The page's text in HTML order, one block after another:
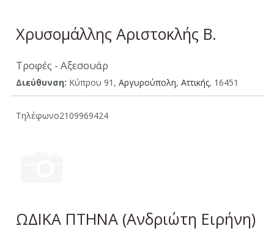
Χρυσομάλλης Αριστοκλής Β.
Τροφές - Αξεσουάρ
Διεύθυνση: Κύπρου 91, Αργυρούπολη, Aττικής, 16451
Τηλέφωνο2109969424
ΩΔΙΚΑ ΠΤΗΝΑ (Ανδριώτη Ειρήνη)